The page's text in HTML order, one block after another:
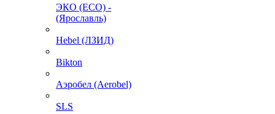
ЭКО (ECO) -
(Ярославль)
Hebel (ЛЗИД)
Bikton
Аэробел (Aerobel)
SLS